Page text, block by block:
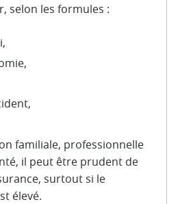
selon les formules :
familiale, professionnelle
il peut être prudent de
surtout si le
élevé.